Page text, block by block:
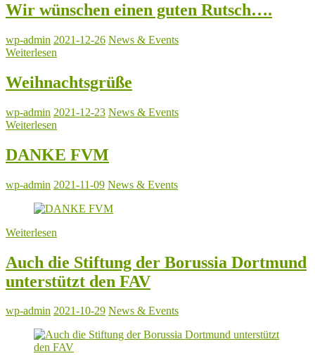
Wir wünschen einen guten Rutsch….
wp-admin 2021-12-26 News & Events
Weiterlesen
Weihnachtsgrüße
wp-admin 2021-12-23 News & Events
Weiterlesen
DANKE FVM
wp-admin 2021-11-09 News & Events
Weiterlesen
Auch die Stiftung der Borussia Dortmund
unterstützt den FAV
wp-admin 2021-10-29 News & Events